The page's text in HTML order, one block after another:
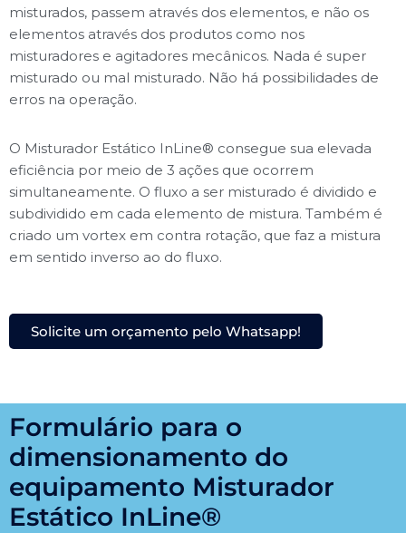
misturados, passem através dos elementos, e não os
elementos através dos produtos como nos
misturadores e agitadores mecânicos. Nada é super
misturado ou mal misturado. Não há possibilidades de
erros na operação.
O Misturador Estático InLine® consegue sua elevada
eficiência por meio de 3 ações que ocorrem
simultaneamente. O fluxo a ser misturado é dividido e
subdividido em cada elemento de mistura. Também é
criado um vortex em contra rotação, que faz a mistura
em sentido inverso ao do fluxo.
Solicite um orçamento pelo Whatsapp!
Formulário para o
dimensionamento do
equipamento Misturador
Estático InLine®